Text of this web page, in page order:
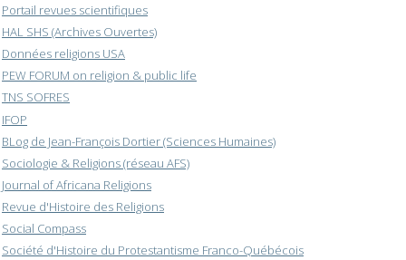
Portail revues scientifiques
HAL SHS (Archives Ouvertes)
Données religions USA
PEW FORUM on religion & public life
TNS SOFRES
IFOP
BLog de Jean-François Dortier (Sciences Humaines)
Sociologie & Religions (réseau AFS)
Journal of Africana Religions
Revue d'Histoire des Religions
Social Compass
Société d'Histoire du Protestantisme Franco-Québécois